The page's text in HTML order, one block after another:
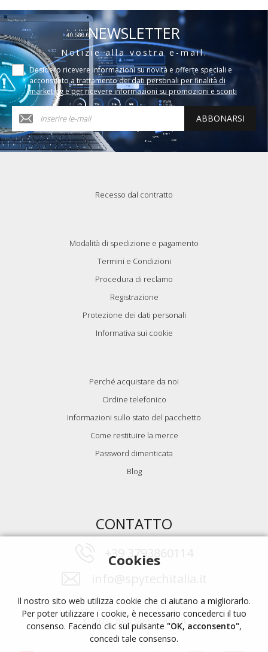
NEWSLETTER
Notizie alla vostra e-mail.
Desidero ricevere informazioni su novità e offerte speciali e
acconsento a trattamento dei dati personali per finalità di
marketing e per ricevere informazioni su promozioni e sconti
ABBONARSI
Recesso dal contratto
Modalità di spedizione e pagamento
Termini e Condizioni
Procedura di reclamo
Registrazione
Protezione dei dati personali
Informativa sui cookie
Perché acquistare da noi
Ordine telefonico
Informazioni sullo stato del pacchetto
Come restituire la merce
Password dimenticata
Blog
CONTATTO
+39 3793860114
© 2009 - 2026, Spytechitalia.it
Cookies
Il nostro sito web utilizza cookie che ci aiutano a migliorarlo.
Per poter utilizzare i cookie, è necessario concederci il tuo
consenso. Facendo clic sul pulsante "OK, acconsento",
concedi tale consenso.